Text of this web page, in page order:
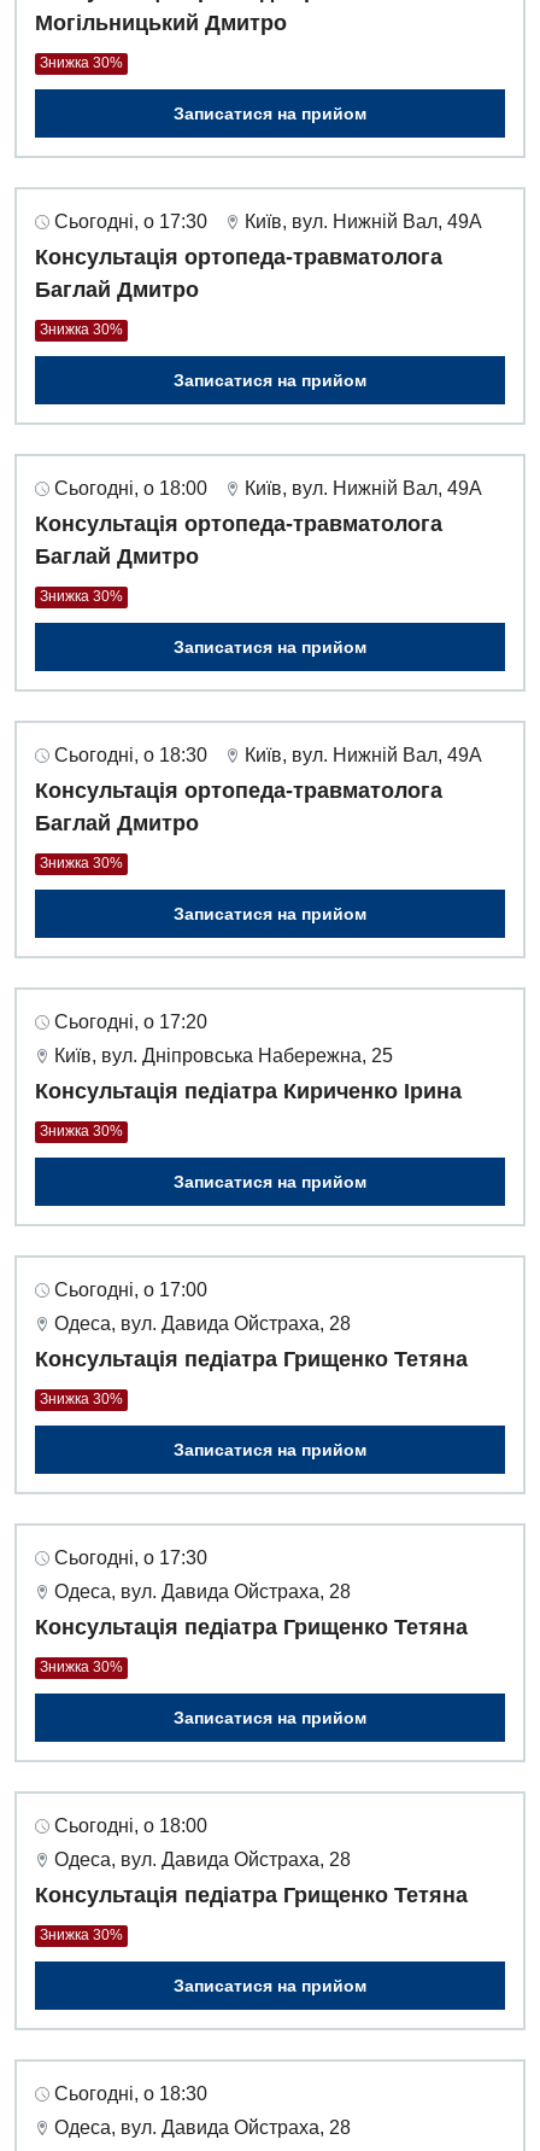
Вакансії
Заходи БПР
Інтернатура
Енциклопедія
Програма лояльності
Відгуки
Відео
Діагностика
Ангіографічні дослідження
Діагностичне відділення
Ендоскопічне відділення
Інструментальна діагностика
Комп’ютерна томографія
Магнітно-резонансна томографія
Мамографія
Нейросонографія
Рентгенографія
УЗД
Для дорослих
Відділення кардіосудинної патології та неврології
Відділення невідкладних станів
Відділення інтенсивної терапії
Гінекологічне відділення
Денний стаціонар
Діагностичне відділення
Ендоскопічне відділення
Онкологічне відділлення
Офтальмологічне відділення
Педіатричне відділення
Декларування
Національний скринінг здоров’я 40+
Російська
Могільницький Дмитро
Знижка 30%
Записатися на прийом
Сьогодні, о 17:30 Київ, вул. Нижній Вал, 49А
Консультація ортопеда-травматолога
Баглай Дмитро
Знижка 30%
Записатися на прийом
Сьогодні, о 18:00 Київ, вул. Нижній Вал, 49А
Консультація ортопеда-травматолога
Баглай Дмитро
Знижка 30%
Записатися на прийом
Сьогодні, о 18:30 Київ, вул. Нижній Вал, 49А
Консультація ортопеда-травматолога
Баглай Дмитро
Знижка 30%
Записатися на прийом
Сьогодні, о 17:20
Київ, вул. Дніпровська Набережна, 25
Консультація педіатра Кириченко Ірина
Знижка 30%
Записатися на прийом
Сьогодні, о 17:00
Одеса, вул. Давида Ойстраха, 28
Консультація педіатра Грищенко Тетяна
Знижка 30%
Записатися на прийом
Сьогодні, о 17:30
Одеса, вул. Давида Ойстраха, 28
Консультація педіатра Грищенко Тетяна
Знижка 30%
Записатися на прийом
Сьогодні, о 18:00
Одеса, вул. Давида Ойстраха, 28
Консультація педіатра Грищенко Тетяна
Знижка 30%
Записатися на прийом
Сьогодні, о 18:30
Одеса, вул. Давида Ойстраха, 28